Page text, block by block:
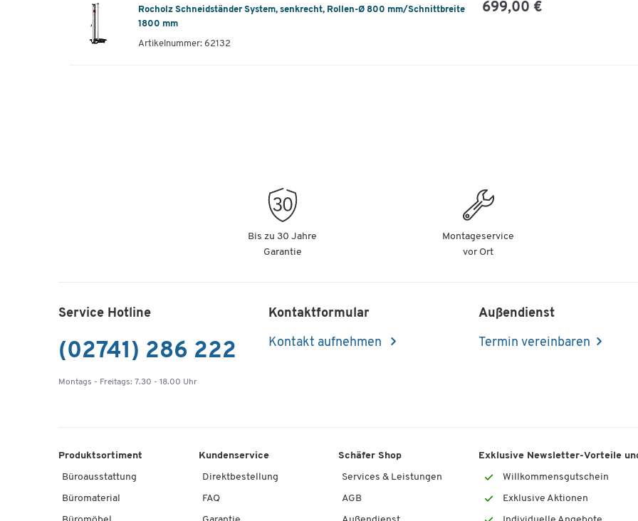
Rocholz Schneidständer System, senkrecht, Rollen-Ø 800 mm/Schnittbreite
1800 mm
Artikelnummer: 62132
699,00 €
Bis zu 30 Jahre
Garantie
Montageservice
vor Ort
Service Hotline
(02741) 286 222
Montags - Freitags: 7.30 - 18.00 Uhr
Kontaktformular
Kontakt aufnehmen
Außendienst
Termin vereinbaren
Produktsortiment
Büroausstattung
Büromaterial
Kundenservice
Direktbestellung
FAQ
Schäfer Shop
Services & Leistungen
AGB
Exklusive Newsletter-Vorteile
Willkommensgutschein
Exklusive Aktionen